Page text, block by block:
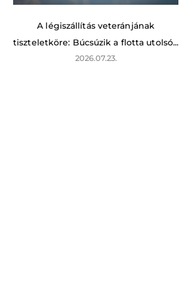
A légiszállítás veteránjának
tiszteletköre: Búcsúzik a flotta utolsó...
2026.07.23.